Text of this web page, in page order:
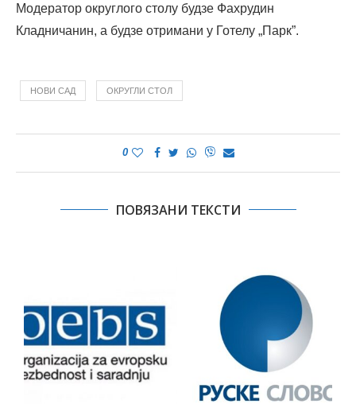
Модератор округлого столу будзе Фахрудин
Кладничанин, а будзе отримани у Готелу „Парк”.
НОВИ САД ОКРУГЛИ СТОЛ
0
ПОВЯЗАНИ ТЕКСТИ